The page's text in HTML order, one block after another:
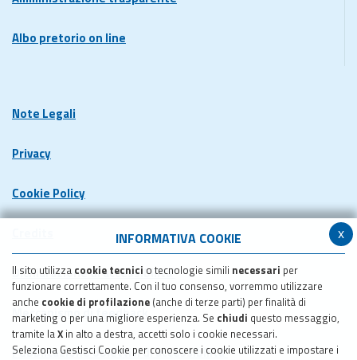
x
INFORMATIVA COOKIE
Il sito utilizza cookie tecnici o tecnologie simili necessari per
funzionare correttamente. Con il tuo consenso, vorremmo utilizzare
anche cookie di profilazione (anche di terze parti) per finalità di
marketing o per una migliore esperienza. Se chiudi questo messaggio,
tramite laX in alto a destra, accetti solo i cookie necessari.
Seleziona Gestisci Cookie per conoscere i cookie utilizzati e impostare i
Albo pretorio on line
Note Legali
Privacy
Cookie Policy
Dichiarazione di accessibilita'
Meccanismo di feedback
Pubblicazione obiettivi di accessibilita'